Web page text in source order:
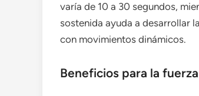
varía de 10 a 30 segundos,
sostenida ayuda a desarrollar
con movimientos dinámicos.
Beneficios para la